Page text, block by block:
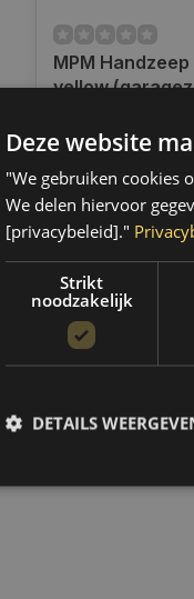
MPM Handzeep
yellow
Op werkdagen
uur besteld,
verzonden.
gratis verzending.
BE)
€12,50
Vergelijk
Deze website
"We gebruiken cookies
We delen hiervoor
[privacybeleid]."
Strikt
noodzakelijk
DETAILS